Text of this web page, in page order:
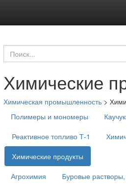
Химические
Химическая промышленность >
Полимеры и мономеры
Реактивное топливо Т-1
Химические продукты
Агрохимия
Буровые